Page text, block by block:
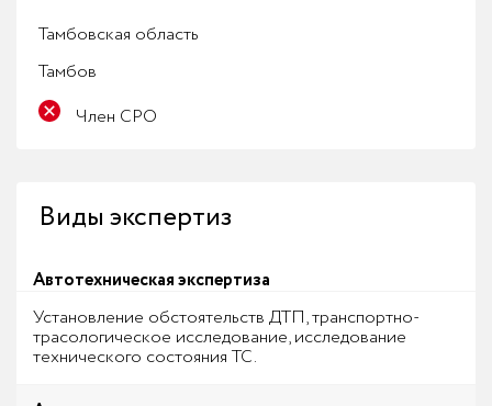
Тамбовская область
Тамбов
Член СРО
Виды экспертиз
Автотехническая экспертиза
Установление обстоятельств ДТП, транспортно-
трасологическое исследование, исследование
технического состояния ТС.